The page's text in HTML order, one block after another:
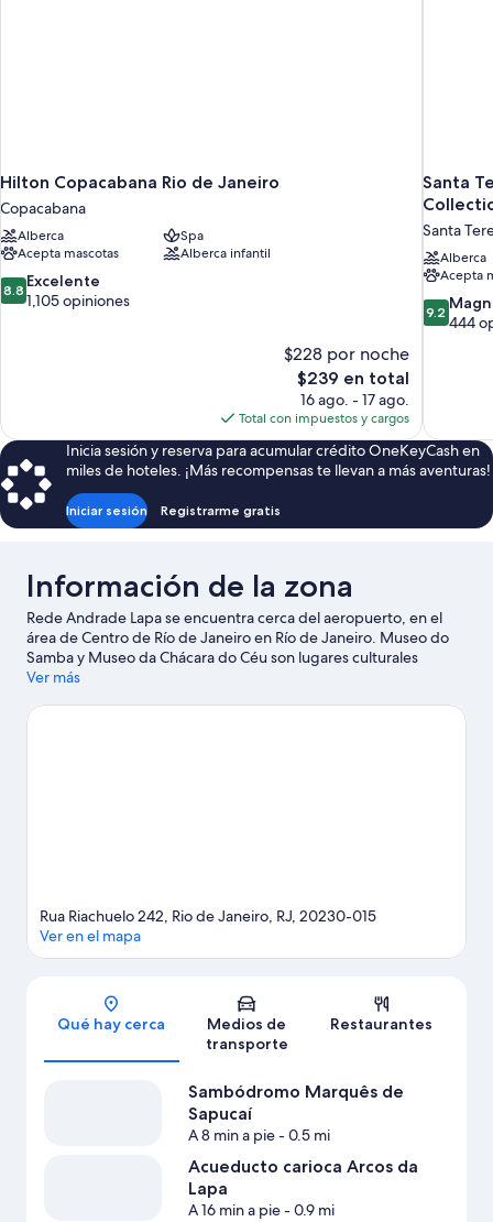
Hilton Copacabana Rio de Janeiro
Copacabana
Alberca
Spa
Acepta mascotas
Alberca infantil
8.8
de
8.8 Excelente
1,105 opiniones
$228 por noche
El
precio
actual
es
de
$239
$239 en total
16 ago. - 17 ago.
Total con impuestos y cargos
Santa
Santa
Alberca
Acepta
9.2
de
9.2
444
Inicia sesión y reserva para acumular crédito OneKeyCash en
miles de hoteles. ¡Más recompensas te llevan a más aventuras!
Iniciar sesión Registrarme gratis
Información de la zona
Rede Andrade Lapa se encuentra cerca del aeropuerto, en el
área de Centro de Río de Janeiro en Río de Janeiro. Museo do
Samba y Museo da Chácara do Céu son lugares culturales
destacados, y algunos de los puntos de interés más importantes
Neves. ¿Quieres asistir a un evento o partido? Échale un vistazo
Ver más
Sección del mapa
Rua Riachuelo 242, Rio de Janeiro, RJ, 20230-015
Ver en el mapa
Qué hay cerca
Medios de
transporte
Restaurantes
Sambódromo Marquês de
Sapucaí
A 8 min a pie- 0.5 mi
Acueducto carioca Arcos da
Lapa
A 16 min a pie- 0.9 mi